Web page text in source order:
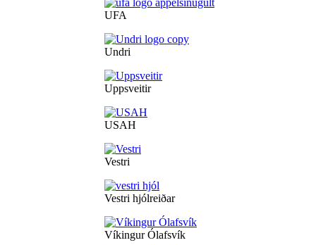
UFA
Undri
Uppsveitir
USAH
Vestri
Vestri hjólreiðar
Víkingur Ólafsvík